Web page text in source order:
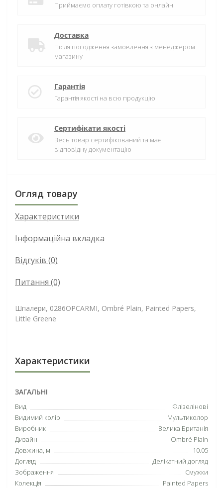
Приймаємо оплату готівкою та онлайн
Доставка
Після погодження замовлення з менеджером
магазину
Гарантія
Гарантія якості на всю продукцію
Сертифікати якості
Весь товар сертифікований та має
відповідну документацію
Огляд товару
Характеристики
Інформаційна вкладка
Відгуків (0)
Питання (0)
Шпалери, 0286OPCARMI, Ombré Plain, Painted Papers,
Little Greene
Характеристики
ЗАГАЛЬНІ
Вид
Флізелінові
Видимий колір
Мультиколор
Виробник
Велика Британія
Дизайн
Ombré Plain
Довжина, м
10.05
Догляд
Делікатний догляд
Зображення
Смужки
Колекція
Painted Papers